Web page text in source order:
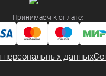
Принимаем к оплате:
персональных данных